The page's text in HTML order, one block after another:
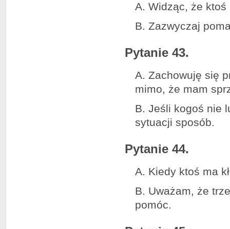
A. Widząc, że ktoś
B. Zazwyczaj
Pytanie 43.
A. Zachowuję się
mimo, że mam
B. Jeśli kogoś nie
sytuacji sposób.
Pytanie 44.
A. Kiedy ktoś ma
B. Uważam, że
pomóc.